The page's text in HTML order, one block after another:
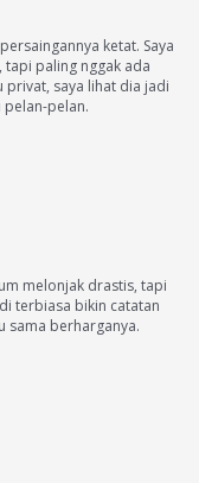
ketat. Saya
tapi paling nggak ada
privat, saya lihat dia jadi
pelan-pelan.
melonjak drastis, tapi
terbiasa bikin catatan
sama berharganya.